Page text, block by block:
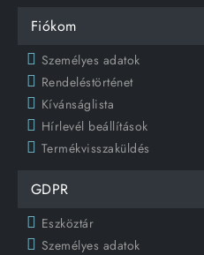
Fiókom
Személyes adatok
Rendeléstörténet
Kívánságlista
Hírlevél beállítások
Termékvisszaküldés
GDPR
Eszköztár
Személyes adatok